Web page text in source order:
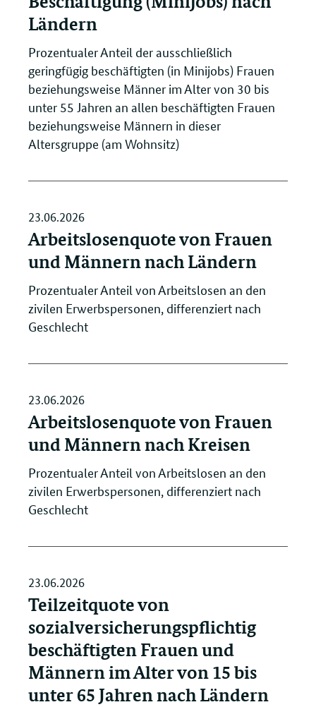
Ländern
Prozentualer Anteil der ausschließlich
geringfügig beschäftigten (in Minijobs) Frauen
beziehungsweise Männer im Alter von 30 bis
unter 55 Jahren an allen beschäftigten Frauen
beziehungsweise Männern in dieser
Altersgruppe (am Wohnsitz)
23.06.2026
Arbeitslosenquote von Frauen
und Männern nach Ländern
Prozentualer Anteil von Arbeitslosen an den
zivilen Erwerbspersonen, differenziert nach
Geschlecht
23.06.2026
Arbeitslosenquote von Frauen
und Männern nach Kreisen
Prozentualer Anteil von Arbeitslosen an den
zivilen Erwerbspersonen, differenziert nach
Geschlecht
23.06.2026
Teilzeitquote von
sozialversicherungspflichtig
beschäftigten Frauen und
Männern im Alter von 15 bis
unter 65 Jahren nach Ländern